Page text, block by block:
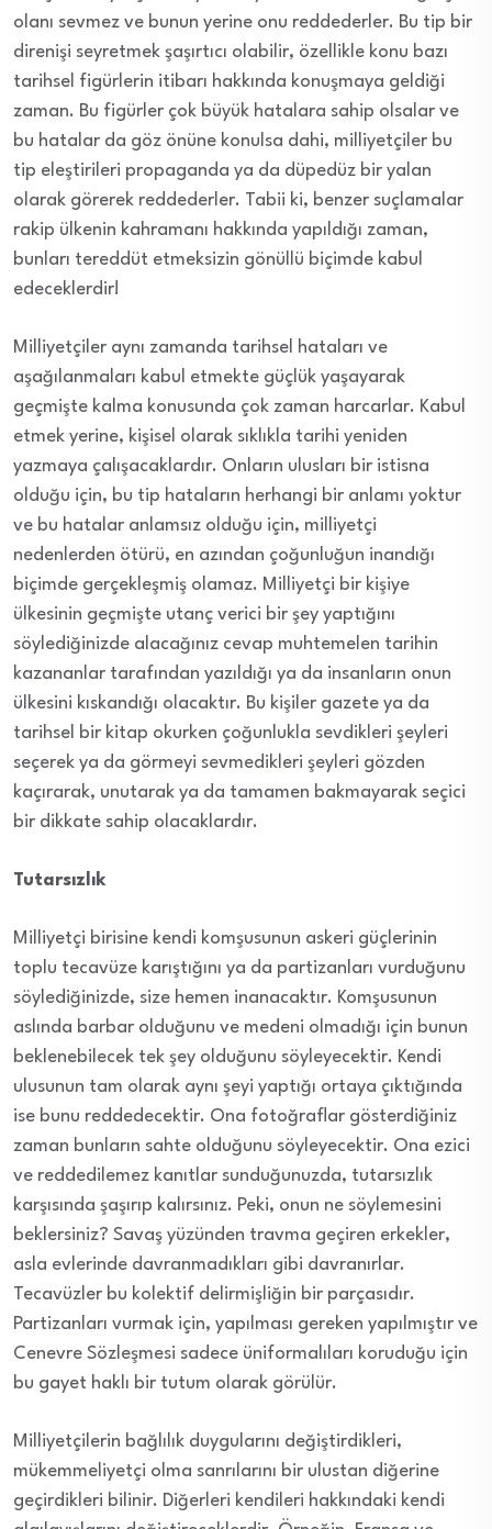
olanı sevmez ve bunun yerine onu reddederler. Bu tip bir
direnişi seyretmek şaşırtıcı olabilir, özellikle konu bazı
tarihsel figürlerin itibarı hakkında konuşmaya geldiği
zaman. Bu figürler çok büyük hatalara sahip olsalar ve
bu hatalar da göz önüne konulsa dahi, milliyetçiler bu
tip eleştirileri propaganda ya da düpedüz bir yalan
olarak görerek reddederler. Tabii ki, benzer suçlamalar
rakip ülkenin kahramanı hakkında yapıldığı zaman,
bunları tereddüt etmeksizin gönüllü biçimde kabul
edeceklerdir!
Milliyetçiler aynı zamanda tarihsel hataları ve
aşağılanmaları kabul etmekte güçlük yaşayarak
geçmişte kalma konusunda çok zaman harcarlar. Kabul
etmek yerine, kişisel olarak sıklıkla tarihi yeniden
yazmaya çalışacaklardır. Onların ulusları bir istisna
olduğu için, bu tip hataların herhangi bir anlamı yoktur
ve bu hatalar anlamsız olduğu için, milliyetçi
nedenlerden ötürü, en azından çoğunluğun inandığı
biçimde gerçekleşmiş olamaz. Milliyetçi bir kişiye
ülkesinin geçmişte utanç verici bir şey yaptığını
söylediğinizde alacağınız cevap muhtemelen tarihin
kazananlar tarafından yazıldığı ya da insanların onun
ülkesini kıskandığı olacaktır. Bu kişiler gazete ya da
tarihsel bir kitap okurken çoğunlukla sevdikleri şeyleri
seçerek ya da görmeyi sevmedikleri şeyleri gözden
kaçırarak, unutarak ya da tamamen bakmayarak seçici
bir dikkate sahip olacaklardır.
Tutarsızlık
Milliyetçi birisine kendi komşusunun askeri güçlerinin
toplu tecavüze karıştığını ya da partizanları vurduğunu
söylediğinizde, size hemen inanacaktır. Komşusunun
aslında barbar olduğunu ve medeni olmadığı için bunun
beklenebilecek tek şey olduğunu söyleyecektir. Kendi
ulusunun tam olarak aynı şeyi yaptığı ortaya çıktığında
ise bunu reddedecektir. Ona fotoğraflar gösterdiğiniz
zaman bunların sahte olduğunu söyleyecektir. Ona ezici
ve reddedilemez kanıtlar sunduğunuzda, tutarsızlık
karşısında şaşırıp kalırsınız. Peki, onun ne söylemesini
beklersiniz? Savaş yüzünden travma geçiren erkekler,
asla evlerinde davranmadıkları gibi davranırlar.
Tecavüzler bu kolektif delirmişliğin bir parçasıdır.
Partizanları vurmak için, yapılması gereken yapılmıştır ve
Cenevre Sözleşmesi sadece üniformalıları koruduğu için
bu gayet haklı bir tutum olarak görülür.
Milliyetçilerin bağlılık duygularını değiştirdikleri,
mükemmeliyetçi olma sanrılarını bir ulustan diğerine
geçirdikleri bilinir. Diğerleri kendileri hakkındaki kendi